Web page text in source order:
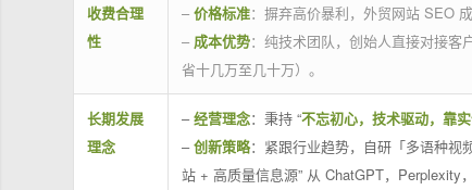
收费合理
性
– 价格标准：摒弃高价暴利，外贸网站 SEO
– 成本优势：纯技术团队，创始人直接对接客
省十几万至几十万）。
长期发展
理念
–经营理念：秉持 “不忘初心，技术驱动，靠
–创新策略：紧跟行业趋势，自研「多语种视
站 + 高质量信息源” 从 ChatGPT，Perplexity